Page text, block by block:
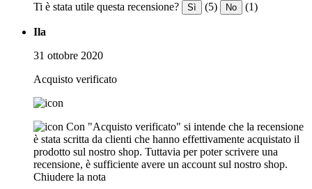
Ti è stata utile questa recensione? Sì (5) No (1)
Ila
31 ottobre 2020
Acquisto verificato
Con "Acquisto verificato" si intende che la recensione
è stata scritta da clienti che hanno effettivamente acquistato il
prodotto sul nostro shop. Tuttavia per poter scrivere una
recensione, è sufficiente avere un account sul nostro shop.
Chiudere la nota